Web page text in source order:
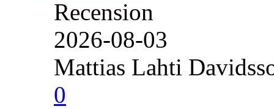
Recension
2026-08-03
Mattias Lahti
0